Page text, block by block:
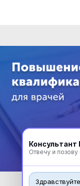
Консультант